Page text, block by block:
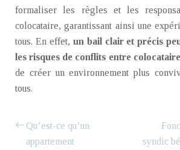
formaliser les règles et les
colocataire, garantissant ainsi une
tous. En effet, un bail clair et précis
les risques de conflits entre
de créer un environnement plus
tous.
Qu’est-ce qu’un
appartement
syndic